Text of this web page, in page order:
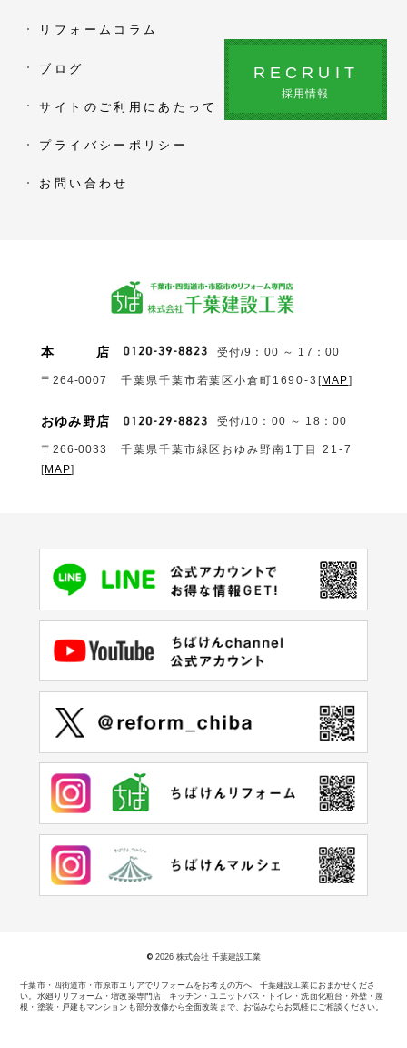
リフォームコラム
ブログ
サイトのご利用にあたって
プライバシーポリシー
お問い合わせ
RECRUIT
採用情報
本 店 受付/9：00 ～ 17：00
〒264-0007 千葉県千葉市若葉区小倉町1690‐3 [MAP]
おゆみ野店 受付/10：00 ～ 18：00
〒266-0033
千葉県千葉市緑区おゆみ野南1丁目 21-7
[MAP]
千葉市・四街道市・市原市エリアでリフォームをお考えの方へ 千葉建設工業におまかせくださ
い。 水廻りリフォーム・増改築専門店 キッチン・ユニットバス・トイレ・洗面化粧台・外壁・屋
根・塗装・戸建もマンションも部分改修から全面改装まで、お悩みならお気軽にご相談ください。
© 2026 株式会社 千葉建設工業